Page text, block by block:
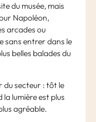
du musée, mais
Napoléon,
arcades ou
sans entrer dans le
belles balades du
du secteur : tôt le
lumière est plus
agréable.